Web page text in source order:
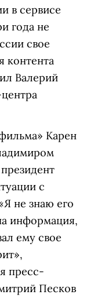
в сервисе
года не
свое
контента
Валерий
Карен
с
не знаю его
информация,
ему свое
пресс-
Песков